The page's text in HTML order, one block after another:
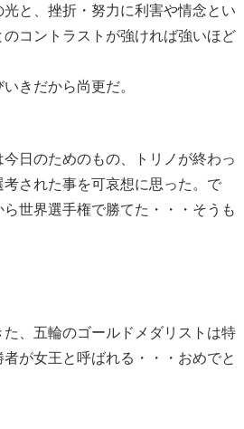
と、挫折・努力に利害や情念とい
コントラストが強ければ強いほど
きだから尚更だ。
今日のためのもの、トリノが終わっ
された事を可哀想に思った。で
世界選手権で勝てた・・・そうも
た、五輪のゴールドメダリストは特
が女王と呼ばれる・・・おめでと